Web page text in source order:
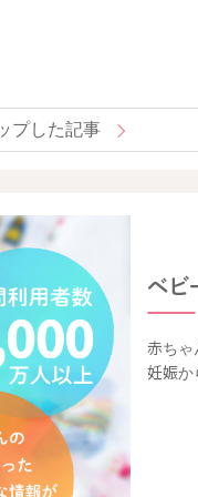
プした記事
赤ちゃ
妊娠か